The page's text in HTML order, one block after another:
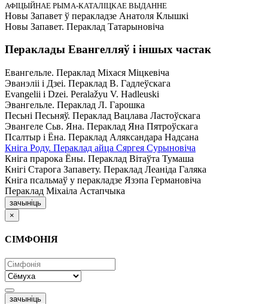
АФІЦЫЙНАЕ РЫМА-КАТАЛІЦКАЕ ВЫДАННЕ
Новы Запавет ў перакладзе Анатоля Клышкi
Новы Запавет. Пераклад Татарыновіча
Пераклады Евангелляў і іншых частак
Евангельле. Пераклад Міхася Міцкевіча
Эванэліі і Дзеі. Пераклад В. Гадлеўскага
Evangelii і Dzei. Рeralažyu V. Hadleuski
Эвангельле. Пераклад Л. Гарошка
Песьні Песьняў. Пераклад Вацлава Ластоўскага
Эвангеле Сьв. Яна. Пераклад Яна Пятроўскага
Псалтыр i Ёна. Пераклад Аляксандара Надсана
Кніга Роду. Пераклад айца Сяргея Сурыновіча
Кніга прарока Ёны. Пераклад Вітаўта Тумаша
Кнігі Старога Запавету. Пераклад Леаніда Галяка
Кніга псальмаў у перакладзе Язэпа Германовіча
Пераклад Міхаіла Астапчыка
зачыніць
×
СІМФОНІЯ
зачыніць